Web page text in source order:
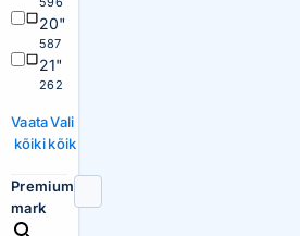
20"
587
21"
262
Vaata
kõiki
Vali
kõik
Premium
mark